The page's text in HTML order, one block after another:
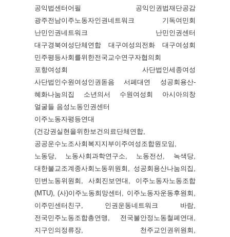
공익법센터어필 공익인권법재단공감
광주전남이주노동자인권네트워크 기독여민회
난민인권네트워크 난민인권센터
대구경북여성단체연합 대구여성의전화 대구여성회
민주평등사회를위한전국교수연구자협의회
포항여성회 사단법인세종여성
사단법인수원여성인권돋음 서페대연 성공회용산-
혜화나눔의집 소년의서 수원여성회 아시아의창
얼굴들 음성노동인권센터
이주노동자평등연대
(건강권실현을위한보건의료단체연합,
공공운수노조사회복지지부이주여성조합원모임,
노동당, 노동사회과학연구소, 노동전선, 녹색당,
대한불교조계종사회노동위원회, 성공회용산나눔의집,
민변노동위원회, 사회진보연대, 이주노동자노동조합
(MTU), (사)이주노동희망센터, 이주노동자운동후원회,
이주민센터친구, 인권운동네트워크 바람,
전국민주노동조합총연맹, 전국불안정노동철폐연대,
지구인의정류장, 천주교인권위원회,